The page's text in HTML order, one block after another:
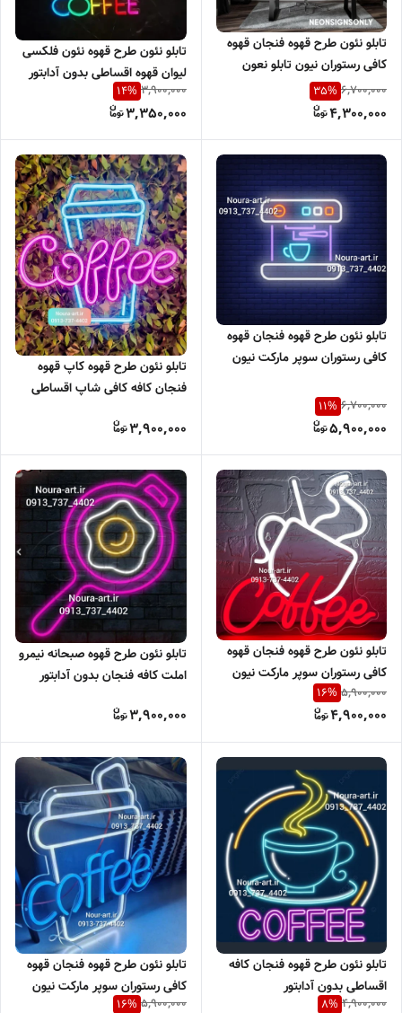
تابلو نئون طرح قهوه فنجان قهوه
کافی رستوران نیون تابلو نعون
فنجان بدون آدابتور
6,700,000
35%
4,300,000
تابلو نئون طرح قهوه نئون فلکسی
لیوان قهوه اقساطی بدون آدابتور
3,900,000
14%
3,350,000
تابلو نئون طرح قهوه فنجان قهوه
کافی رستوران سوپر مارکت نیون
6,700,000
11%
5,900,000
تابلو نئون طرح قهوه کاپ قهوه
فنجان کافه کافی شاپ اقساطی
3,900,000
تابلو نئون طرح قهوه فنجان قهوه
کافی رستوران سوپر مارکت نیون
تابلو نعون فنجان بدون آدابتور
5,900,000
16%
4,900,000
تابلو نئون طرح قهوه صبحانه نیمرو
املت کافه فنجان بدون آدابتور
3,900,000
تابلو نئون طرح قهوه فنجان کافه
اقساطی بدون آدابتور
4,900,000
8%
تابلو نئون طرح قهوه فنجان قهوه
کافی رستوران سوپر مارکت نیون
تابلو نعون فنجان بدون آدابتور
5,900,000
16%